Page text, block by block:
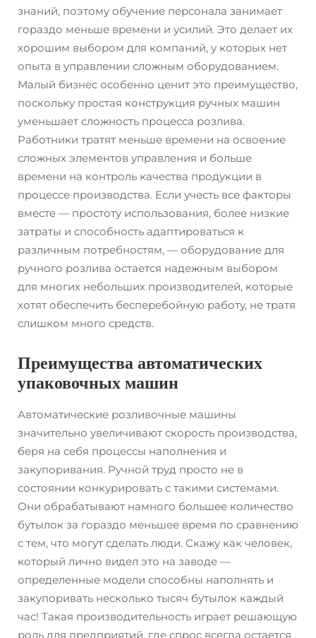
знаний, поэтому обучение персонала занимает
гораздо меньше времени и усилий. Это делает их
хорошим выбором для компаний, у которых нет
опыта в управлении сложным оборудованием.
Малый бизнес особенно ценит это преимущество,
поскольку простая конструкция ручных машин
уменьшает сложность процесса розлива.
Работники тратят меньше времени на освоение
сложных элементов управления и больше
времени на контроль качества продукции в
процессе производства. Если учесть все факторы
вместе — простоту использования, более низкие
затраты и способность адаптироваться к
различным потребностям, — оборудование для
ручного розлива остается надежным выбором
для многих небольших производителей, которые
хотят обеспечить бесперебойную работу, не тратя
слишком много средств.
Преимущества автоматических
упаковочных машин
Автоматические розливочные машины
значительно увеличивают скорость производства,
беря на себя процессы наполнения и
закупоривания. Ручной труд просто не в
состоянии конкурировать с такими системами.
Они обрабатывают намного большее количество
бутылок за гораздо меньшее время по сравнению
с тем, что могут сделать люди. Скажу как человек,
который лично видел это на заводе —
определенные модели способны наполнять и
закупоривать несколько тысяч бутылок каждый
час! Такая производительность играет решающую
роль для предприятий, где спрос всегда остается